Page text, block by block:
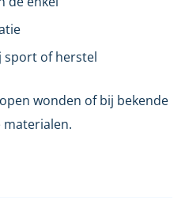
sport of herstel
wonden of bij bekende
materialen.